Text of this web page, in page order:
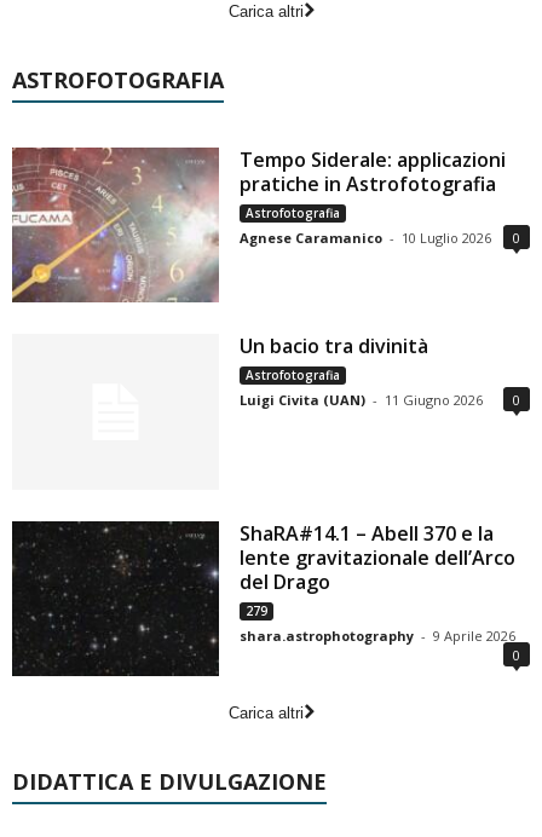
Carica altri
ASTROFOTOGRAFIA
Tempo Siderale: applicazioni
pratiche in Astrofotografia
Astrofotografia
Agnese Caramanico - 10 Luglio 2026 0
Un bacio tra divinità
Astrofotografia
Luigi Civita (UAN) - 11 Giugno 2026 0
ShaRA#14.1 – Abell 370 e la
lente gravitazionale dell’Arco
del Drago
279
shara.astrophotography - 9 Aprile 2026
0
Carica altri
DIDATTICA E DIVULGAZIONE